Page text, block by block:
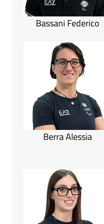
Bassani Federico
Berra Alessia